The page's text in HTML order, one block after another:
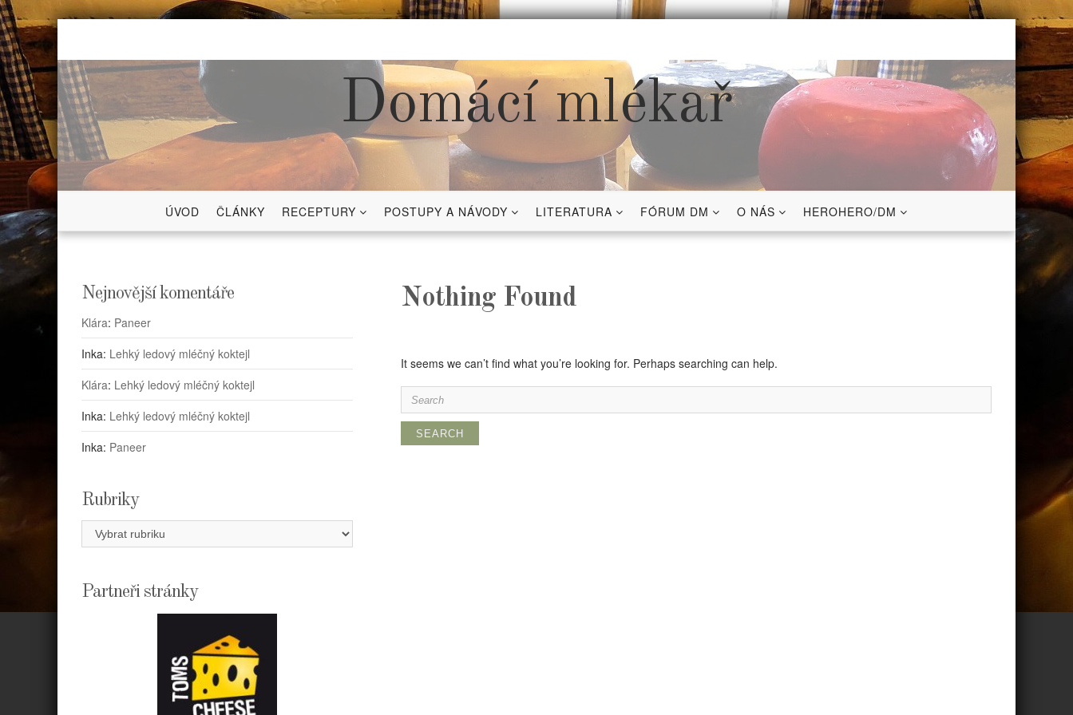
Skip
content
Domácí mlékař
ÚVOD ČLÁNKY RECEPTURY POSTUPY A NÁVODY LITERATURA FÓRUM DM O NÁS HEROHERO/DM
Nothing Found
It seems we can’t find what you’re looking for. Perhaps searching can help.
Search
for:
Nejnovější komentáře
Klára: Paneer
Inka: Lehký ledový mléčný koktejl
Klára: Lehký ledový mléčný koktejl
Inka: Lehký ledový mléčný koktejl
Inka: Paneer
Rubriky
Rubriky
Partneři stránky